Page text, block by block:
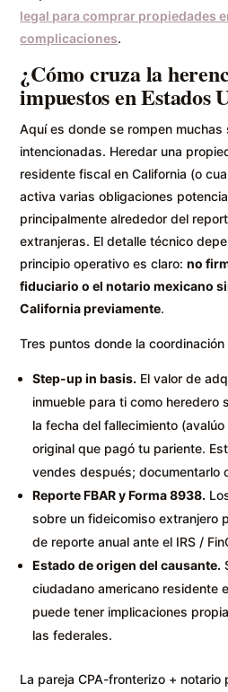
legal para comprar propiedades
complicaciones.
¿Cómo cruza la
impuestos en Estados
Aquí es donde se rompen muchas
intencionadas. Heredar una
residente fiscal en California (o
activa varias obligaciones
principalmente alrededor del
extranjeras. El detalle técnico
principio operativo es claro:no
fiduciario o el notario mexicano
California previamente.
Tres puntos donde la
Step-up in basis. El valor de
inmueble para ti como heredero
la fecha del fallecimiento
original que pagó tu pariente.
vendes después; documentarlo
Reporte FBAR y Forma 8938.
sobre un fideicomiso extranjero
de reporte anual ante el IRS /
Estado de origen del causante.
ciudadano americano residente
puede tener implicaciones
las federales.
La pareja CPA-fronterizo + notario